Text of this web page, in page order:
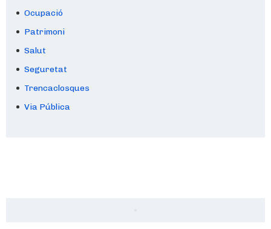
Ocupació
Patrimoni
Salut
Seguretat
Trencaclosques
Via Pública